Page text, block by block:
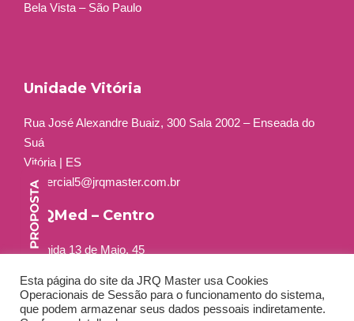
Bela Vista – São Paulo
Unidade Vitória
Rua José Alexandre Buaiz, 300 Sala 2002 – Enseada do
Suá
Vitória | ES
comercial5@jrqmaster.com.br
JRQMed – Centro
Avenida 13 de Maio, 45
Centro – Rio de Janeiro – RJ
Tel: +55 (21) 3556-2264
Esta página do site da JRQ Master usa Cookies
Operacionais de Sessão para o funcionamento do sistema,
que podem armazenar seus dados pessoais indiretamente.